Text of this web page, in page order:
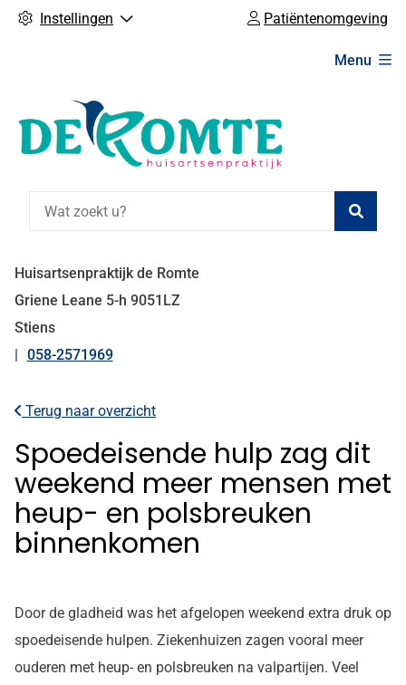
Instellingen Patiëntenomgeving
Menu
Huisartsenpraktijk de Romte
Griene Leane 5-h 9051LZ
Stiens
Tel:
058-2571969
Terug naar overzicht
Spoedeisende hulp zag dit
weekend meer mensen met
heup- en polsbreuken
binnenkomen
Door de gladheid was het afgelopen weekend extra druk op
spoedeisende hulpen. Ziekenhuizen zagen vooral meer
ouderen met heup- en polsbreuken na valpartijen. Veel